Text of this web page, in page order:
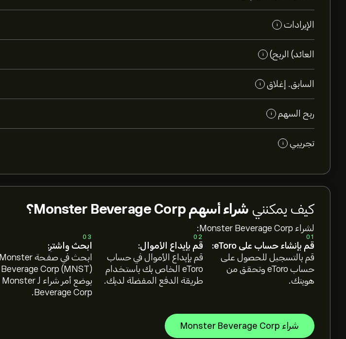
الإيرادات i
العائد) الربح) i
السابق. إغلاق i
ربح السهم i
تجريبي i
كيف يمكنني شراء أسهم Monster Beverage Corp؟
لشراء Monster Beverage Corp:
01
قم بإنشاء حساب على eToro:
قم بالتسجيل للحصول على
حساب eToro وتحقق من
هويتك.
02
قم بإيداع الأموال:
قم بإيداع الأموال في حساب
eToro الخاص بك باستخدام
طريقة الدفع المفضلة لديك.
03
ابحث واشترِ:
ابحث في صفحة Monster
بوضع أمر شراء لـ Monster
Beverage Corp.
شراء Monster Beverage Corp